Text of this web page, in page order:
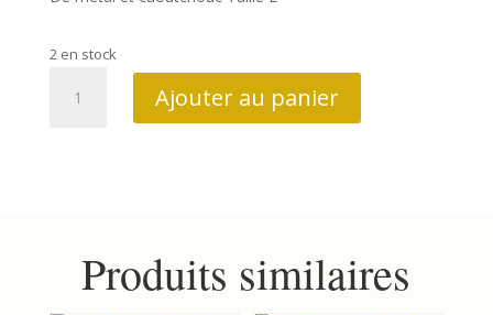
2 en stock
Ajouter au panier
Produits similaires